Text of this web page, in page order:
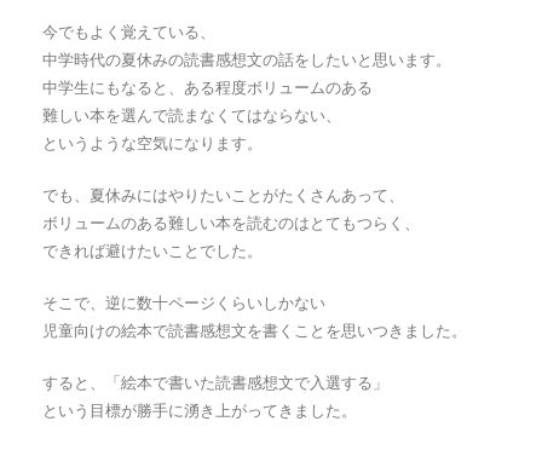
今でもよく覚えている、
中学時代の夏休みの読書感想文の話をしたいと思います。
中学生にもなると、ある程度ボリュームのある
難しい本を選んで読まなくてはならない、
というような空気になります。
でも、夏休みにはやりたいことがたくさんあって、
ボリュームのある難しい本を読むのはとてもつらく、
できれば避けたいことでした。
そこで、逆に数十ページくらいしかない
児童向けの絵本で読書感想文を書くことを思いつきました。
すると、「絵本で書いた読書感想文で入選する」
という目標が勝手に湧き上がってきました。